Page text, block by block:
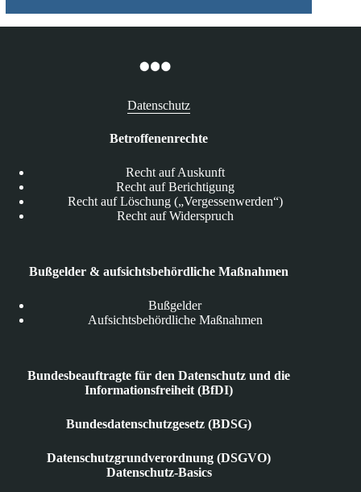
Datenschutz
Betroffenenrechte
Recht auf Auskunft
Recht auf Berichtigung
Recht auf Löschung („Vergessenwerden“)
Recht auf Widerspruch
Bußgelder & aufsichtsbehördliche Maßnahmen
Bußgelder
Aufsichtsbehördliche Maßnahmen
Bundesbeauftragte für den Datenschutz und die
Informationsfreiheit (BfDI)
Bundesdatenschutzgesetz (BDSG)
Datenschutzgrundverordnung (DSGVO)
Datenschutz-Basics